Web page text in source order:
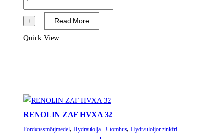
46
mängd
+ Read More
Quick View
RENOLIN ZAF HVXA 32
Fordonssmörjmedel, Hydraulolja - Utomhus, Hydrauloljor zinkfri